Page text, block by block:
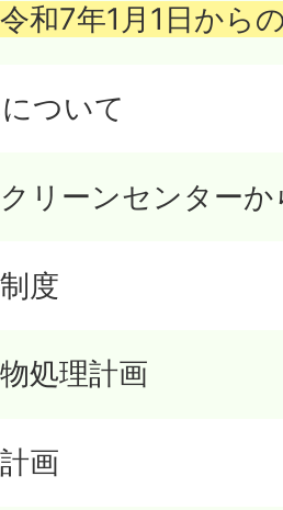
令和7年1月1日から
ついて
リーンセンター
度
処理計画
画